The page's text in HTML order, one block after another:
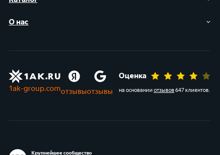
О нас
1ak-group.comотзывыотзывы
Оценка
на основании отзывов647 клиентов.
Крупнейшее сообщество